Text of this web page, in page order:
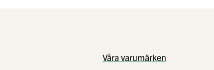
Våra varumärken